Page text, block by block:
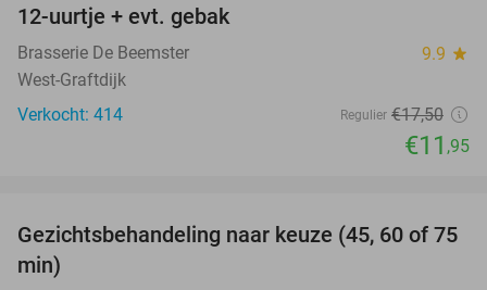
12-uurtje + evt. gebak
Brasserie De Beemster 9.9 star
West-Graftdijk
Verkocht: 414
Regulier €17,50
€11 ,95
56%
Gezichtsbehandeling naar keuze (45, 60 of 75
min)